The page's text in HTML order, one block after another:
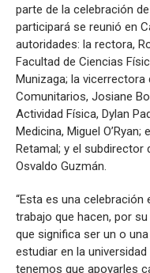
parte de la celebración
participará se reunió en
autoridades: la rectora,
Facultad de Ciencias
Munizaga; la
Comunitarios, Josiane
Actividad Física, Dylan
Medicina, Miguel
Retamal; y el subdirector
Osvaldo Guzmán.
“Esta es una
trabajo que hacen, por
que significa ser un o
estudiar en la
tenemos que apoyarles